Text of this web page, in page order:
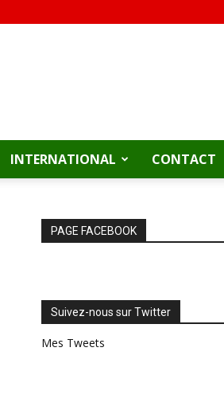
INTERNATIONAL CONTACT
PAGE FACEBOOK
Suivez-nous sur Twitter
Mes Tweets